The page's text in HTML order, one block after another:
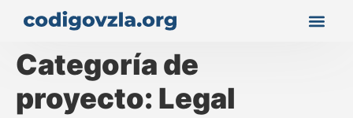
Categoría de
proyecto: Legal